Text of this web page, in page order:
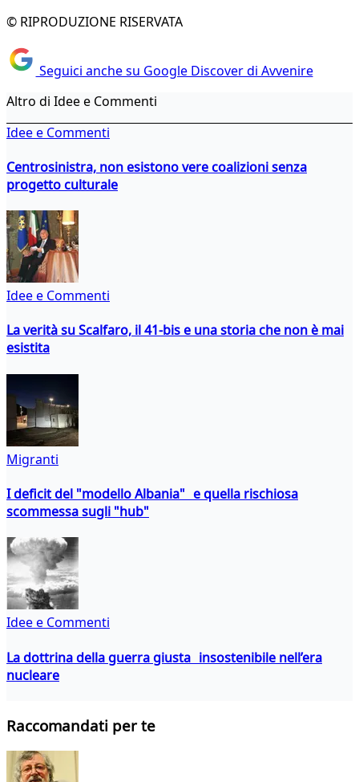
© RIPRODUZIONE RISERVATA
Seguici anche su Google Discover di Avvenire
Altro di Idee e Commenti
Idee e Commenti
Centrosinistra, non esistono vere coalizioni senza
progetto culturale
Idee e Commenti
La verità su Scalfaro, il 41-bis e una storia che non è mai
esistita
Migranti
I deficit del "modello Albania" e quella rischiosa
scommessa sugli "hub"
Idee e Commenti
La dottrina della guerra giusta insostenibile nell’era
nucleare
Raccomandati per te